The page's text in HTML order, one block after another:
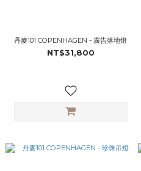
丹麥101 COPENHAGEN - 廣告落地燈
NT$31,800